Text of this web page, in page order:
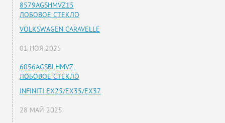
8579AGSHMVZ15
ЛОБОВОЕ СТЕКЛО
VOLKSWAGEN CARAVELLE
01 НОЯ 2025
6056AGSBLHMVZ
ЛОБОВОЕ СТЕКЛО
INFINITI EX25/EX35/EX37
28 МАЙ 2025